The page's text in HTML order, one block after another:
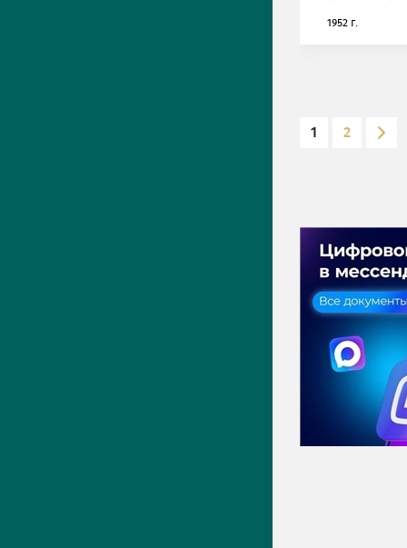
1952 г.
1 2